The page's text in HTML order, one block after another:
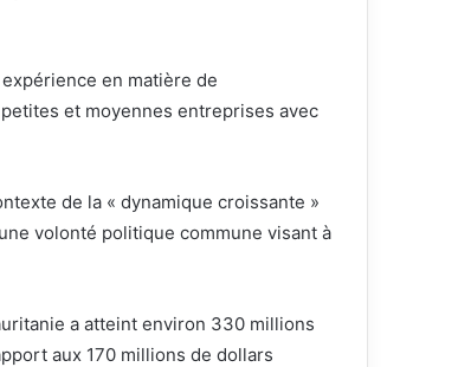
en matière de
et moyennes entreprises avec
de la « dynamique croissante »
volonté politique commune visant à
a atteint environ 330 millions
aux 170 millions de dollars